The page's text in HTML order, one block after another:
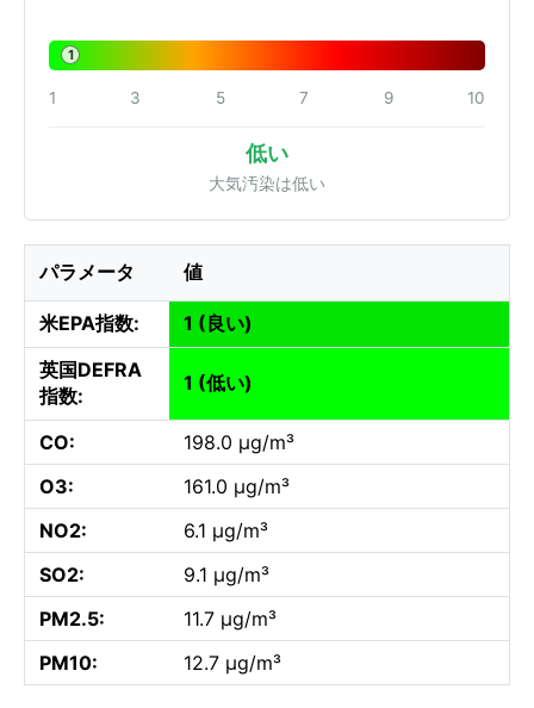
1
1 3 5 7 9 10
低い
大気汚染は低い
パラメータ 値
米EPA指数:
1 (良い)
英国DEFRA
指数:
1 (低い)
CO:
198.0 µg/m³
O3:
161.0 µg/m³
NO2:
6.1 µg/m³
SO2:
9.1 µg/m³
PM2.5:
11.7 µg/m³
PM10:
12.7 µg/m³